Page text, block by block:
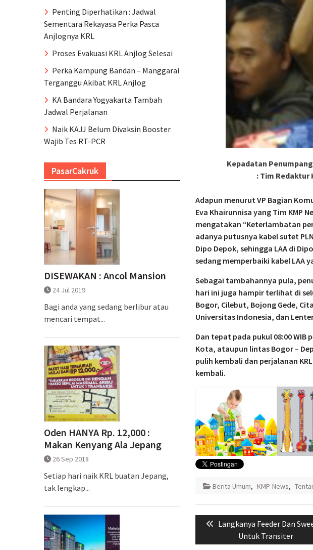
Kepadatan
: Tim Redaktur
Adapun menurut VP Bagian
Eva Khairunnisa yang Tim KMP
mengatakan “Keterlambatan
adanya putusnya kabel sutet
Dipo Depok, sehingga LAA di
sedang memperbaiki kabel LAA
Sebagai tambahannya pula,
hari ini juga hampir terlihat di
Bogor, Cilebut, Bojong Gede,
Universitas Indonesia, dan
Dan tepat pada pukul 08:00 WIB
Kota, ataupun lintas Bogor –
pulih kembali dan perjalanan
kembali.
Berita Umum, KMP-News,
Navigasi
pos
Previous
Langkanya Feeder Dan
Untuk Transiter
Penting Diperhatikan : Jadwal
Sementara Rekayasa Perka Pasca
Anjlognya KRL
Proses Evakuasi KRL Anjlog Selesai
Perka Kampung Bandan – Manggarai
Terganggu Akibat KRL Anjlog
KA Bandara Yogyakarta Tambah
Jadwal Perjalanan
Naik KAJJ Belum Divaksin Booster
Wajib Tes RT-PCR
PasarCakruk
DISEWAKAN : Ancol Mansion
24 Jul 2019
Bagi anda yang sedang berlibur atau
mencari tempat...
Oden HANYA Rp. 12,000 :
Makan Kenyang Ala Jepang
26 Sep 2018
Setiap hari naik KRL buatan Jepang,
tak lengkap...